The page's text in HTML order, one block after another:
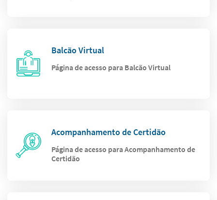
Balcão Virtual
Página de acesso para Balcão Virtual
Acompanhamento de Certidão
Página de acesso para Acompanhamento de
Certidão